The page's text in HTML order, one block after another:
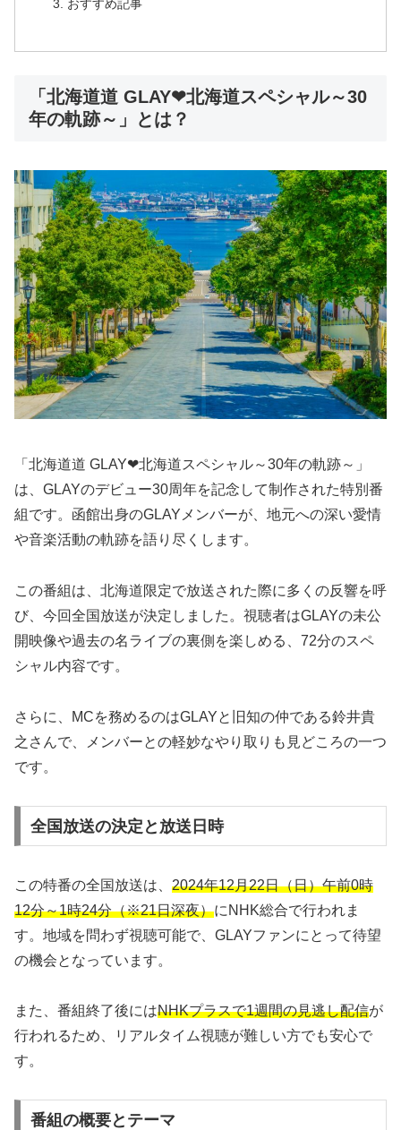
おすすめ記事
「北海道道 GLAY❤北海道スペシャル～30
年の軌跡～」とは？
「北海道道 GLAY❤北海道スペシャル～30年の軌跡～」
は、GLAYのデビュー30周年を記念して制作された特別番
組です。函館出身のGLAYメンバーが、地元への深い愛情
や音楽活動の軌跡を語り尽くします。
この番組は、北海道限定で放送された際に多くの反響を呼
び、今回全国放送が決定しました。視聴者はGLAYの未公
開映像や過去の名ライブの裏側を楽しめる、72分のスペ
シャル内容です。
さらに、MCを務めるのはGLAYと旧知の仲である鈴井貴
之さんで、メンバーとの軽妙なやり取りも見どころの一つ
です。
全国放送の決定と放送日時
この特番の全国放送は、 2024年12月22日（日）午前0時
12分～1時24分（※21日深夜）にNHK総合で行われま
す。地域を問わず視聴可能で、GLAYファンにとって待望
の機会となっています。
また、番組終了後にはNHKプラスで1週間の見逃し配信が
行われるため、リアルタイム視聴が難しい方でも安心で
す。
番組の概要とテーマ